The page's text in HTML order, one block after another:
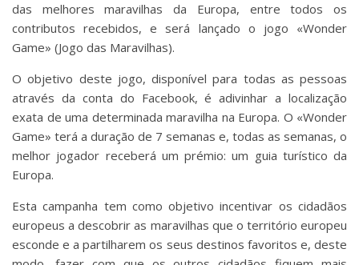
das melhores maravilhas da Europa, entre todos os
contributos recebidos, e será lançado o jogo «Wonder
Game» (Jogo das Maravilhas).
O objetivo deste jogo, disponível para todas as pessoas
através da conta do Facebook, é adivinhar a localização
exata de uma determinada maravilha na Europa. O «Wonder
Game» terá a duração de 7 semanas e, todas as semanas, o
melhor jogador receberá um prémio: um guia turístico da
Europa.
Esta campanha tem como objetivo incentivar os cidadãos
europeus a descobrir as maravilhas que o território europeu
esconde e a partilharem os seus destinos favoritos e, deste